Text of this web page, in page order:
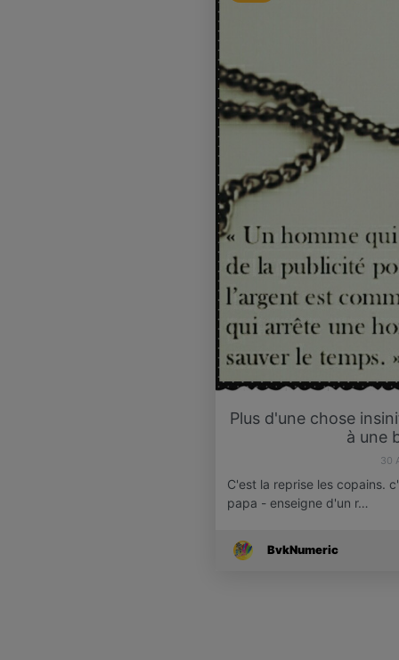
Plus d'une chose
à une
30
C'est la reprise les copains.
papa - enseigne d'un r…
BvkNumeric